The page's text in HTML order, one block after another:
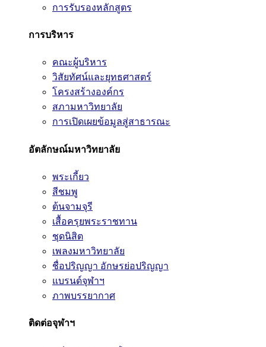
การรับรองหลักสูตร
การบริหาร
คณะผู้บริหาร
วิสัยทัศน์และยุทธศาสตร์
โครงสร้างองค์กร
สภามหาวิทยาลัย
การเปิดเผยข้อมูลสู่สาธารณะ
อัตลักษณ์มหาวิทยาลัย
พระเกี้ยว
สีชมพู
ต้นจามจุรี
เสื้อครุยพระราชทาน
ชุดนิสิต
เพลงมหาวิทยาลัย
ชื่อปริญญา อักษรย่อปริญญา
แบรนด์จุฬาฯ
ภาพบรรยากาศ
ติดต่อจุฬาฯ